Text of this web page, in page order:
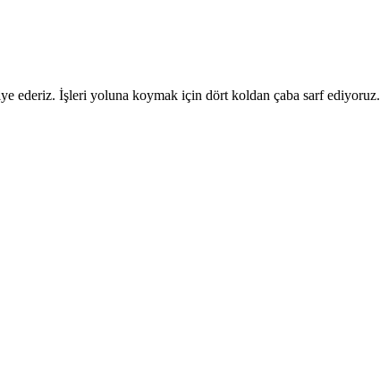
ederiz. İşleri yoluna koymak için dört koldan çaba sarf ediyoruz.